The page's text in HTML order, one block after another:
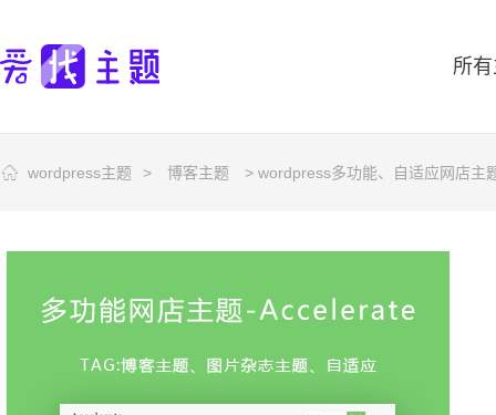
所
wordpress主题 > 博客主题 > wordpress多功能、自适应网店